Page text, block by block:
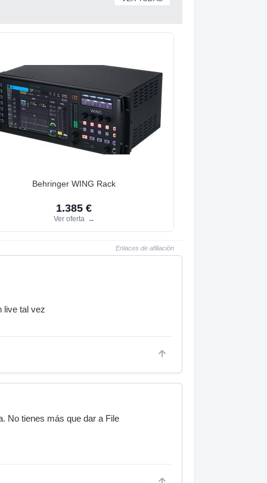
Behringer WING Rack
1.385 €
Ver oferta →
Enlaces de afiliación
live tal vez
No tienes más que dar a File